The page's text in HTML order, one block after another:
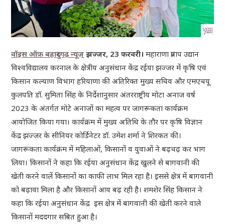
वॉइस ऑफ़ बहादुरगढ़ न्यूज़ झज्जर, 23 फरवरी। महाराणा प्रताप उद्यान
विश्वविद्यालय करनाल के क्षेत्रीय अनुसंधान केंद्र रईया झज्जर में कृषि एवं
किसान कल्याण विभाग हरियाणा की अतिरिक्त मुख्य सचिव और एमएचयू
कुलपति डॉ. सुमिता सिंह के निर्देशानुसार अंतरराष्ट्रीय मोटा अनाज वर्ष
2023 के अंतर्गत मोटे अनाजों का महत्व पर जागरूकता कार्यक्रम
आयोजित किया गया। कार्यक्रम में मुख्य अतिथि के तौर पर कृषि विज्ञान
केंद्र झज्जर के सीनियर कोर्डिनेटर डॉ. उमेश शर्मा ने शिरकत की।
जागरूकता कार्यक्रम में महिलाओं, किसानों व युवाओं ने बढ़चढ़ कर भाग
लिया। किसानों ने कहा कि रईया अनुसंधान केंद्र खुलने से बागवानी की
खेती करने वालें किसानों का काफी लाभ मिल रहा है। इससे क्षेत्र में बागवानी
को बढ़ावा मिला है और किसानों आय बढ़ रही है। शमशेर सिंह किसान ने
कहा कि रईया अनुसंधान केंद्र इस क्षेत्र में बागवानी की खेती करने वाले
किसानों मददगार सबित हुआ है।